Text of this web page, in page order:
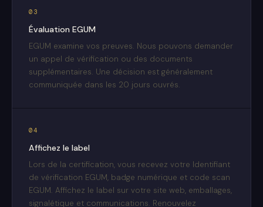
03
Évaluation EGUM
EGUM examine vos preuves. Nous pouvons demander
un appel de vérification ou des documents
supplémentaires. Une décision est généralement
communiquée dans les 20 jours ouvrés.
04
Affichez le label
Lors de la certification, vous recevez votre Identifiant
de vérification EGUM, badge numérique et code scan
EGUM. Affichez le label sur votre site web, emballages,
signalétique et communications. Renouvelez